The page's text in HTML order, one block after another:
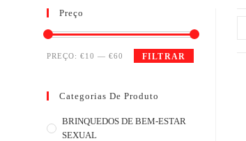
Preço
FILTRAR
PREÇO:€10 —€60
Categorias De Produto
BRINQUEDOS DE BEM-ESTAR
SEXUAL